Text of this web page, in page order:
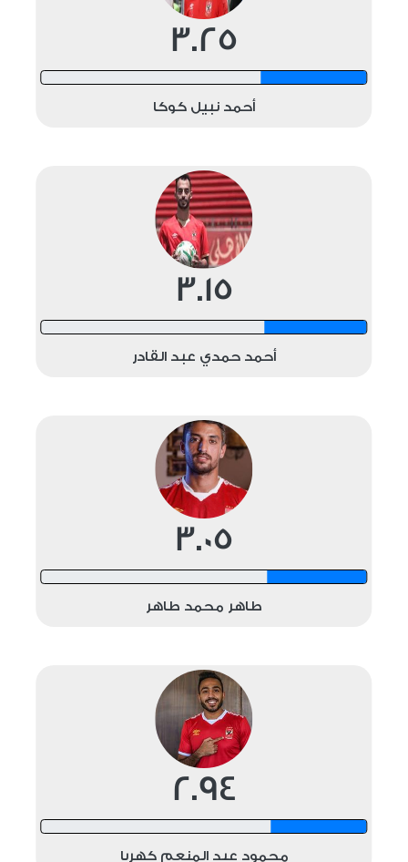
3.25
12 shots
أحمد نبيل كوكا
3.15
12 shots
أحمد حمدي عبد القادر
3.05
12 shots
طاهر محمد طاهر
2.94
12 shots
محمود عبد المنعم كهربا